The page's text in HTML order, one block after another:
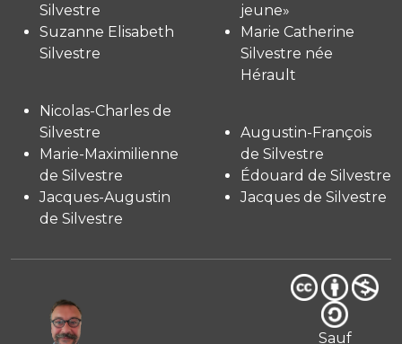
Silvestre
Suzanne Elisabeth
Silvestre
jeune»
Marie Catherine
Silvestre née
Hérault
Nicolas-Charles de
Silvestre
Marie-Maximilienne
de Silvestre
Jacques-Augustin
de Silvestre
Augustin-François
de Silvestre
Édouard de Silvestre
Jacques de Silvestre
Sauf